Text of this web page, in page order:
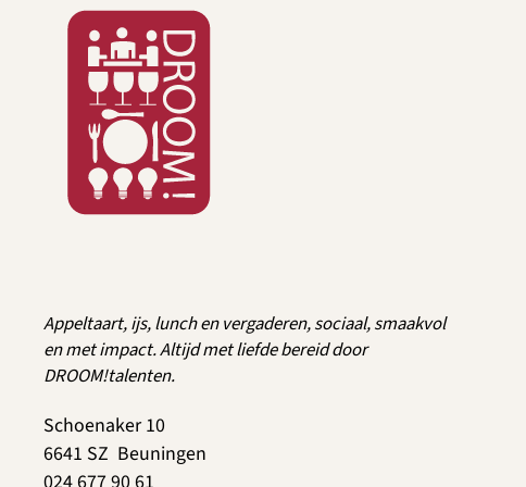
Appeltaart, ijs, lunch en vergaderen, sociaal, smaakvol
en met impact. Altijd met liefde bereid door
DROOM!talenten.
Schoenaker 10
6641 SZ Beuningen
024 677 90 61